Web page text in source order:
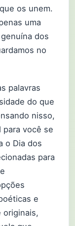
os unem.
uma
dos
no
palavras
do que
nisso,
para você se
o Dia dos
para
e
originais,